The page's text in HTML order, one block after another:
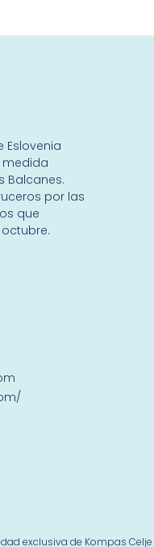
Eslovenia
medida
Balcanes.
por las
que
exclusiva de Kompas Celje